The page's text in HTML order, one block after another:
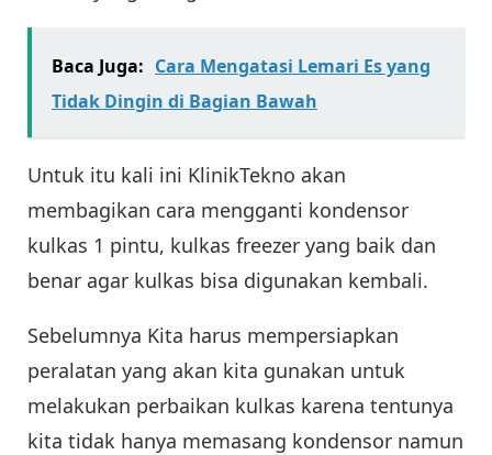
Baca Juga: Cara Mengatasi Lemari Es yang
Tidak Dingin di Bagian Bawah
Untuk itu kali ini KlinikTekno akan
membagikan cara mengganti kondensor
kulkas 1 pintu, kulkas freezer yang baik dan
benar agar kulkas bisa digunakan kembali.
Sebelumnya Kita harus mempersiapkan
peralatan yang akan kita gunakan untuk
melakukan perbaikan kulkas karena tentunya
kita tidak hanya memasang kondensor namun